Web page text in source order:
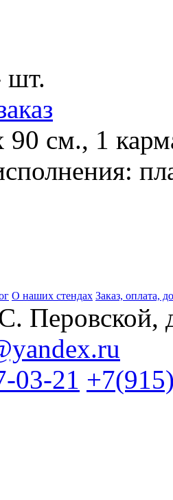
шт.
90 см., 1
О наших стендах Заказ, оплата,
Перовской,
03-21